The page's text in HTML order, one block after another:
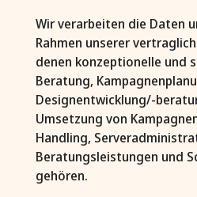
Wir verarbeiten die Daten
Rahmen unserer
denen konzeptionelle und
Beratung,
Designentwicklung/-
Umsetzung von
Handling,
Beratungsleistungen und
gehören.